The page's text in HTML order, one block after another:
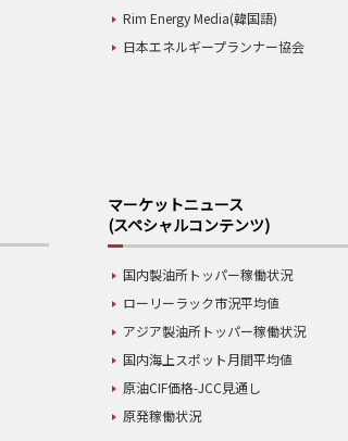
Rim Energy Media(韓国語)
日本エネルギープランナー協会
マーケットニュース
(スペシャルコンテンツ)
国内製油所トッパー稼働状況
ローリーラック市況平均値
アジア製油所トッパー稼働状況
国内海上スポット月間平均値
原油CIF価格-JCC見通し
原発稼働状況